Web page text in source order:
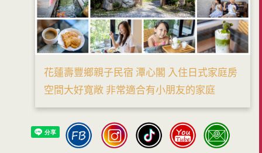
花蓮壽豐鄉親子民宿 潭心閣 入住日式家庭房
空間大好寬敞 非常適合有小朋友的家庭